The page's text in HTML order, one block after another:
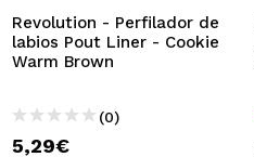
Revolution - Perfilador de
labios Pout Liner - Cookie
Warm Brown
(0)
5,29€